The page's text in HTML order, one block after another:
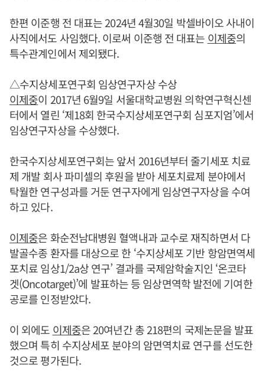
한편 이준행 전 대표는 2024년 4월30일 박셀바이오 사내이
사직에서도 사임했다. 이로써 이준행 전 대표는 이제중의
특수관계인에서 제외됐다.
△수지상세포연구회 임상연구자상 수상
이제중이 2017년 6월9일 서울대학교병원 의학연구혁신센
터에서 열린 ‘제18회 한국수지상세포연구회 심포지엄’에서
임상연구자상을 수상했다.
한국수지상세포연구회는 앞서 2016년부터 줄기세포 치료
제 개발 회사 파미셀의 후원을 받아 세포치료제 분야에서
탁월한 연구성과를 거둔 연구자에게 임상연구자상을 수여
하고 있다.
이제중은 화순전남대병원 혈액내과 교수로 재직하면서 다
발골수종 환자를 대상으로 한 ‘수지상세포 기반 항암면역세
포치료 임상1/2a상 연구’ 결과를 국제암학술지인 ‘온코타
겟(Oncotarget)’에 발표하는 등 임상면역학 발전에 기여한
공로를 인정받았다.
이 외에도 이제중은 20여년간 총 218편의 국제논문을 발표
했으며 특히 수지상세포 분야의 암면역치료 연구를 선도한
것으로 평가된다.